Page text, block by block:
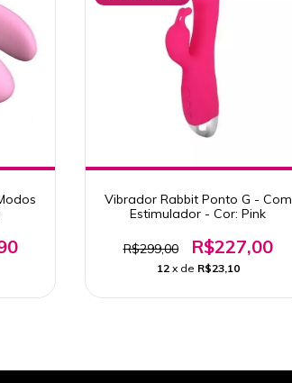
Vibrador Rabbit Ponto G - Com
Estimulador - Cor: Pink
R$299,00 R$227,00
12 x de R$23,10